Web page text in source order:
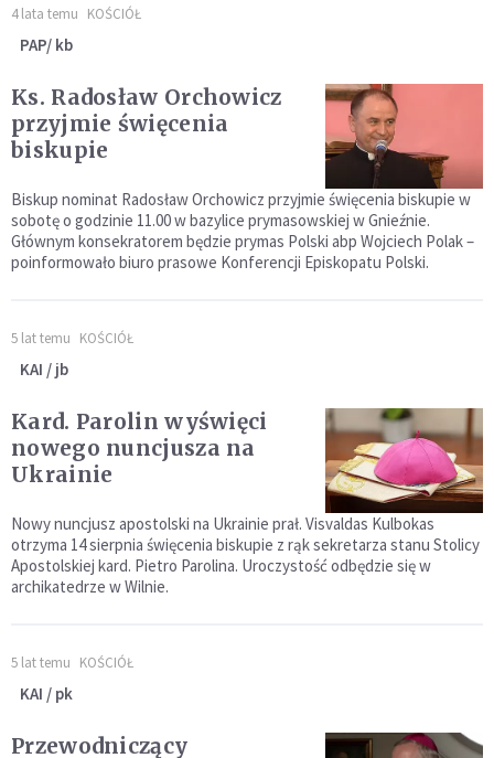
4 lata temu KOŚCIÓŁ
PAP/ kb
Ks. Radosław Orchowicz
przyjmie święcenia
biskupie
Biskup nominat Radosław Orchowicz przyjmie święcenia biskupie w
sobotę o godzinie 11.00 w bazylice prymasowskiej w Gnieźnie.
Głównym konsekratorem będzie prymas Polski abp Wojciech Polak –
poinformowało biuro prasowe Konferencji Episkopatu Polski.
5 lat temu KOŚCIÓŁ
KAI / jb
Kard. Parolin wyświęci
nowego nuncjusza na
Ukrainie
Nowy nuncjusz apostolski na Ukrainie prał. Visvaldas Kulbokas
otrzyma 14 sierpnia święcenia biskupie z rąk sekretarza stanu Stolicy
Apostolskiej kard. Pietro Parolina. Uroczystość odbędzie się w
archikatedrze w Wilnie.
5 lat temu KOŚCIÓŁ
KAI / pk
Przewodniczący